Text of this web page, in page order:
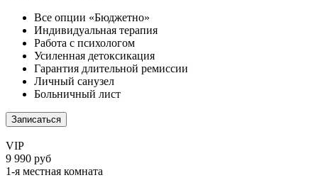
Все опции «Бюджетно»
Индивидуальная терапия
Работа с психологом
Усиленная детоксикация
Гарантия длительной ремиссии
Личный санузел
Больничный лист
Записаться
VIP
9 990 руб
1-я местная комната